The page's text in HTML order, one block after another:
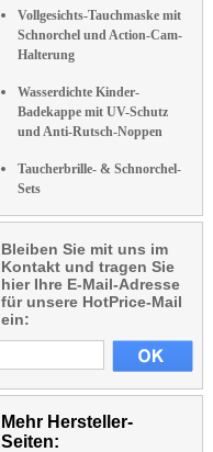
Vollgesichts-Tauchmaske mit
Schnorchel und Action-Cam-
Halterung
Wasserdichte Kinder-
Badekappe mit UV-Schutz
und Anti-Rutsch-Noppen
Taucherbrille- & Schnorchel-
Sets
Bleiben Sie mit uns im
Kontakt und tragen Sie
hier Ihre E-Mail-Adresse
für unsere HotPrice-Mail
ein:
Mehr Hersteller-
Seiten: